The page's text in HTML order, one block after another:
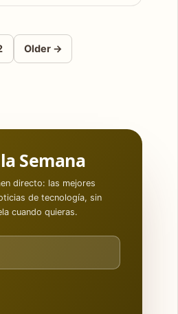
de
Older →
Semana
directo: las mejores
de tecnología, sin
cuando quieras.